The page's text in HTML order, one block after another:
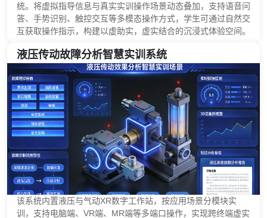
统。将虚拟指导信息与真实实训操作场景动态叠加，支持语音问
答、手势识别、触控交互等多模态操作方式，学生可通过自然交
互获取操作指示，构建以虚助实，虚实结合的沉浸式体验空间。
液压传动故障分析智慧实训系统
该系统内置液压与气动XR数字工作站，按应用场景分模块实
训，支持电脑端、VR端、MR端等多端口操作，实现跨终端虚实